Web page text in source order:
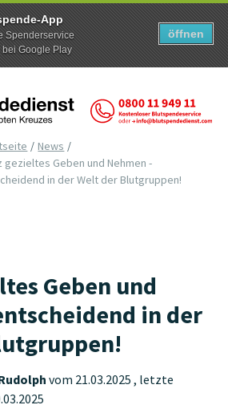
App
Spenderservice
bei Google Play
öffnen
News
gezieltes Geben und Nehmen -
in der Welt der Blutgruppen!
Geben und
in der
vom 21.03.2025 , letzte